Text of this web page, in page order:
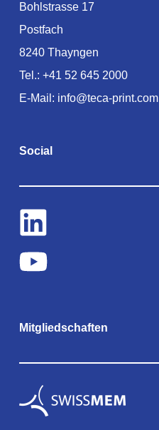
Bohlstrasse 17
Postfach
8240 Thayngen
Tel.: +41 52 645 2000
E-Mail: info@teca-print.com
Social
Mitgliedschaften